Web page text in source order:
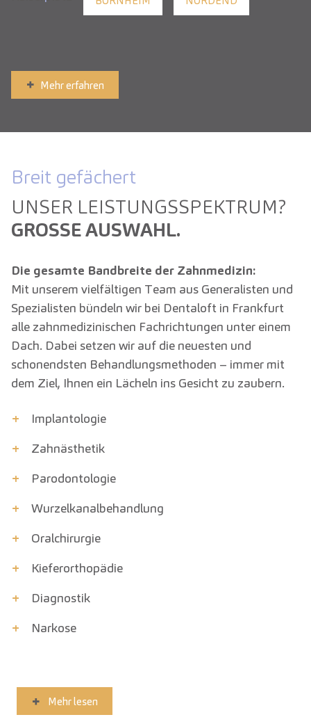
Mehr erfahren
Breit gefächert
UNSER LEISTUNGS­SPEKTRUM?
GROSSE AUSWAHL.
Die gesamte Bandbreite der Zahnmedizin:
Mit unserem vielfältigen Team aus Generalisten und
Spezialisten bündeln wir bei Dentaloft in Frankfurt
alle zahnmedizinischen Fachrichtungen unter einem
Dach. Dabei setzen wir auf die neuesten und
schonendsten Behandlungsmethoden – immer mit
dem Ziel, Ihnen ein Lächeln ins Gesicht zu zaubern.
+
Implantologie
+
Zahnästhetik
+
Parodont­ologie
+
Wurzelkanal­behandlung
+
Oralchirurgie
+
Kiefer­orthopädie
+
Diagnostik
+
Narkose
Mehr lesen